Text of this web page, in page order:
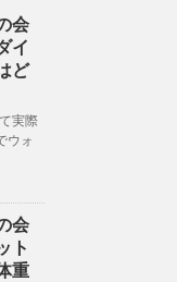
会
イ
ど
実際
ウォ
会
ト
重